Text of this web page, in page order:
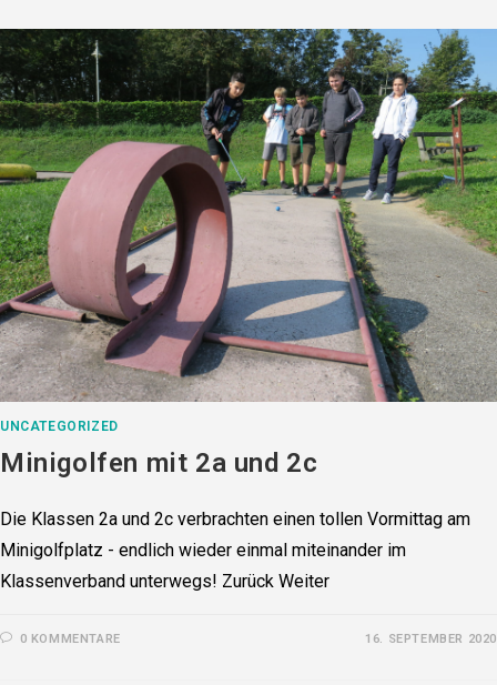
UNCATEGORIZED
Minigolfen mit 2a und 2c
Die Klassen 2a und 2c verbrachten einen tollen Vormittag am
Minigolfplatz - endlich wieder einmal miteinander im
Klassenverband unterwegs! Zurück Weiter
0 KOMMENTARE 16. SEPTEMBER 2020